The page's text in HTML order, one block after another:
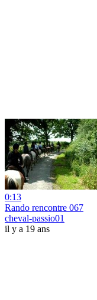
0:13
Rando rencontre 067
cheval-passio01
il y a 19 ans